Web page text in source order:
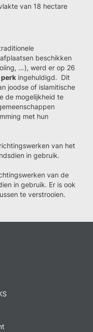
van 18 hectare
beschikken
…), werd er op 26
ingehuldigd. Dit
joodse of islamitische
de mogelijkheid te
met hun
van het
in gebruik.
van de
in gebruik. Er is ook
te verstrooien.